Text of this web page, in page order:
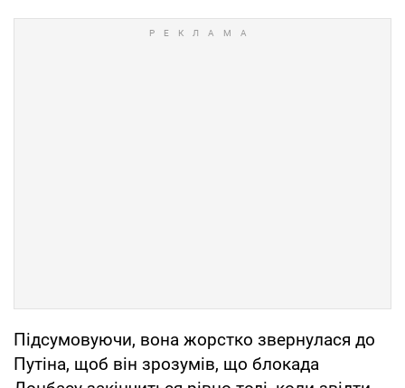
Підсумовуючи, вона жорстко звернулася до
Путіна, щоб він зрозумів, що блокада